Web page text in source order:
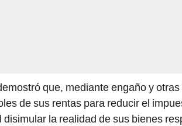
que, mediante engaño y otras
de sus rentas para reducir el
disimular la realidad de sus bienes